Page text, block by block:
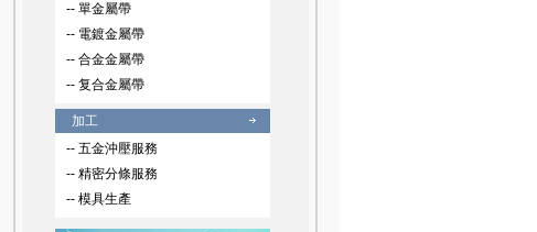
-- 單金屬帶
-- 電鍍金屬帶
-- 合金金屬帶
-- 复合金屬帶
加工
-- 五金沖壓服務
-- 精密分條服務
-- 模具生產